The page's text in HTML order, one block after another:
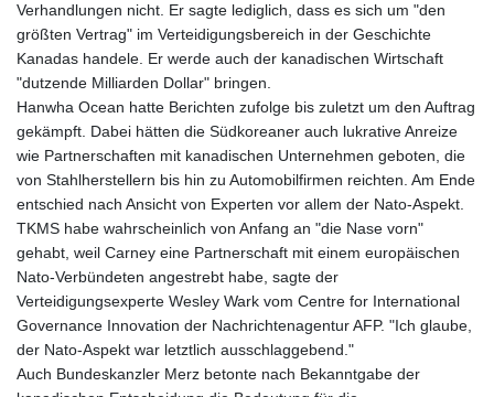
Verhandlungen nicht. Er sagte lediglich, dass es sich um "den
größten Vertrag" im Verteidigungsbereich in der Geschichte
Kanadas handele. Er werde auch der kanadischen Wirtschaft
"dutzende Milliarden Dollar" bringen.
Hanwha Ocean hatte Berichten zufolge bis zuletzt um den Auftrag
gekämpft. Dabei hätten die Südkoreaner auch lukrative Anreize
wie Partnerschaften mit kanadischen Unternehmen geboten, die
von Stahlherstellern bis hin zu Automobilfirmen reichten. Am Ende
entschied nach Ansicht von Experten vor allem der Nato-Aspekt.
TKMS habe wahrscheinlich von Anfang an "die Nase vorn"
gehabt, weil Carney eine Partnerschaft mit einem europäischen
Nato-Verbündeten angestrebt habe, sagte der
Verteidigungsexperte Wesley Wark vom Centre for International
Governance Innovation der Nachrichtenagentur AFP. "Ich glaube,
der Nato-Aspekt war letztlich ausschlaggebend."
Auch Bundeskanzler Merz betonte nach Bekanntgabe der